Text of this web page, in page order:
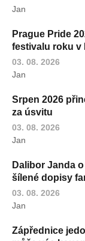
Jan
Prague Pride
festivalu roku v
03. 08. 2026
Jan
Srpen 2026
za úsvitu
03. 08. 2026
Jan
Dalibor Janda
šílené dopisy
03. 08. 2026
Jan
Zápřednice